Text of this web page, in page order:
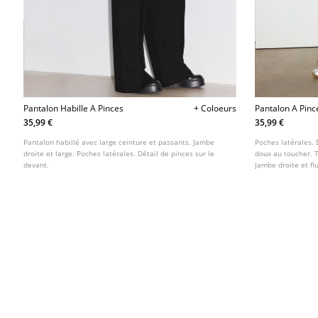
Pantalon Habille A Pinces
+ Coloeurs
35,99 €
Pantalon habillé avec large ceinture et passants. Jambe
droite et large. Poches latérales. Détail de pinces sur le
devant.
Pantalon A
35,99 €
Poches latérales.
doux au toucher.
Jambe droite et